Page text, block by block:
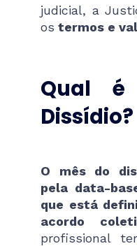
judicial, a
os termos e
Qual
Dissídio?
O mês do
pela data-
que está
acordo
profissional